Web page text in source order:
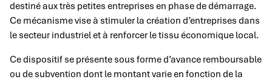
destiné aux très petites entreprises en phase de démarrage.
Ce mécanisme vise à stimuler la création d’entreprises dans
le secteur industriel et à renforcer le tissu économique local.
Ce dispositif se présente sous forme d’avance remboursable
ou de subvention dont le montant varie en fonction de la